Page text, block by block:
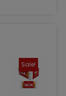
Sale!